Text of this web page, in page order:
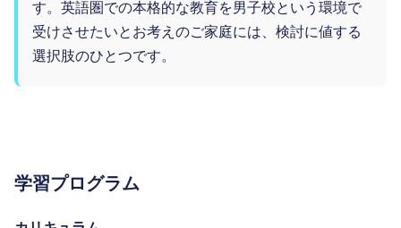
す。英語圏での本格的な教育を男子校という環境で
受けさせたいとお考えのご家庭には、検討に値する
選択肢のひとつです。
学習プログラム